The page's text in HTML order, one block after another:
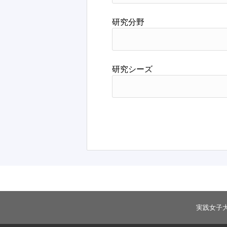
研究分野
研究シーズ
実践女子